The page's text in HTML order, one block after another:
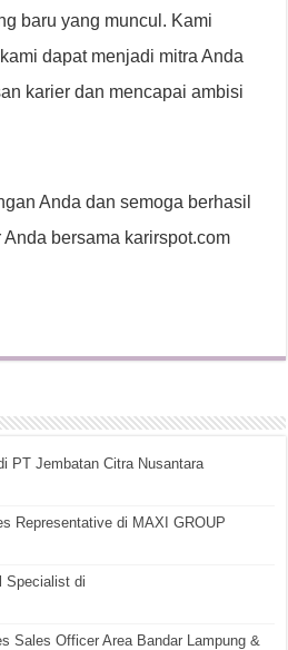
baru yang muncul. Kami
dapat menjadi mitra Anda
karier dan mencapai ambisi
Anda dan semoga berhasil
bersama karirspot.com
PT Jembatan Citra Nusantara
Representative di MAXI GROUP
Specialist di
Sales Officer Area Bandar Lampung &